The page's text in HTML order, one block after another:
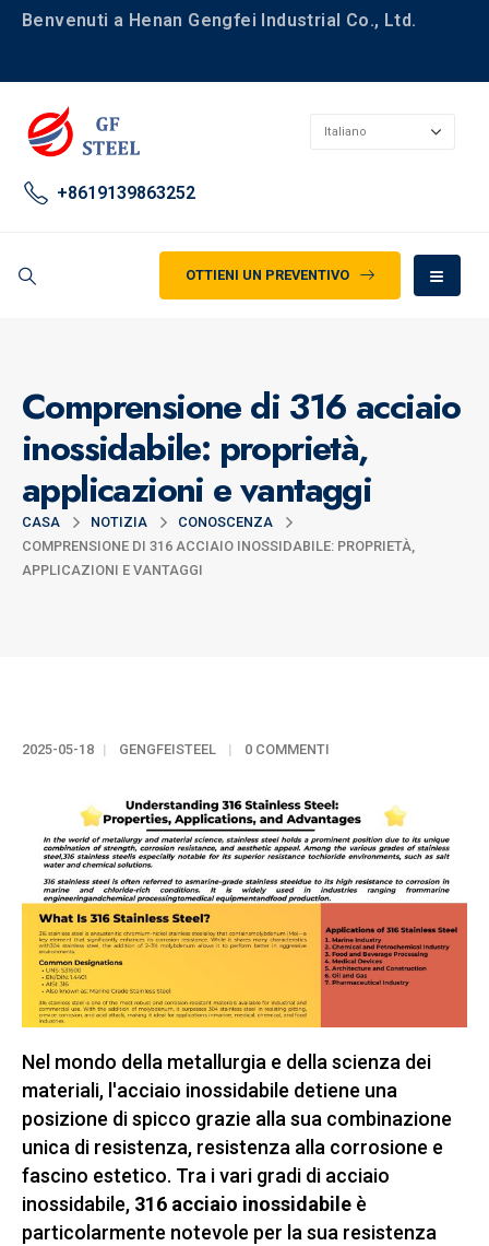
Benvenuti a Henan Gengfei Industrial Co., Ltd.
+8619139863252
OTTIENI UN PREVENTIVO
Comprensione di 316 acciaio
inossidabile: proprietà,
applicazioni e vantaggi
CASA NOTIZIA
CONOSCENZA
COMPRENSIONE DI 316 ACCIAIO INOSSIDABILE: PROPRIETÀ,
APPLICAZIONI E VANTAGGI
2025-05-18 GENGFEISTEEL 0 COMMENTI
Nel mondo della metallurgia e della scienza dei
materiali, l'acciaio inossidabile detiene una
posizione di spicco grazie alla sua combinazione
unica di resistenza, resistenza alla corrosione e
fascino estetico. Tra i vari gradi di acciaio
inossidabile, 316 acciaio inossidabile è
particolarmente notevole per la sua resistenza